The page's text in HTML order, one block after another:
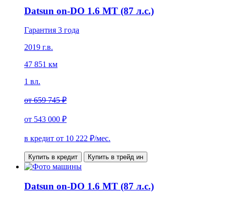
Datsun on-DO 1.6 МТ (87 л.с.)
Гарантия 3 года
2019 г.в.
47 851 км
1 вл.
от659 745 ₽
от 543 000 ₽
в кредит от 10 222 ₽/мес.
Купить в кредит Купить в трейд ин
Datsun on-DO 1.6 МТ (87 л.с.)